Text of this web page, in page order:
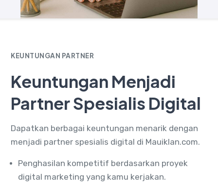
KEUNTUNGAN PARTNER
Keuntungan Menjadi
Partner Spesialis Digital
Dapatkan berbagai keuntungan menarik dengan
menjadi partner spesialis digital di Mauiklan.com.
Penghasilan kompetitif berdasarkan proyek
digital marketing yang kamu kerjakan.